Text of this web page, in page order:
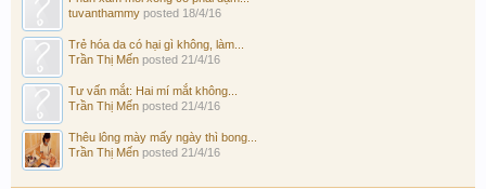
tuvanthammy posted 18/4/16
Trẻ hóa da có hại gì không, làm...
Trần Thị Mến posted 21/4/16
Tư vấn mắt: Hai mí mắt không...
Trần Thị Mến posted 21/4/16
Thêu lông mày mấy ngày thì bong...
Trần Thị Mến posted 21/4/16